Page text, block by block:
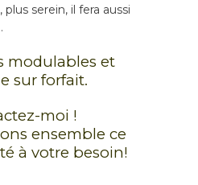
plus serein, il fera aussi
modulables et
sur forfait.
moi !
ensemble ce
à votre besoin!
Relaxation